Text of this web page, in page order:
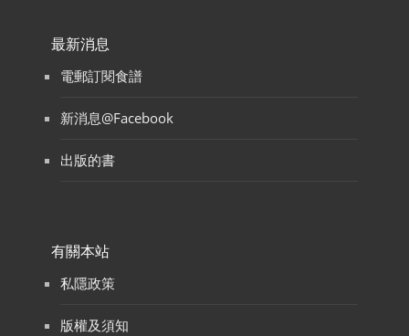
最新消息
電郵訂閱食譜
新消息@Facebook
出版的書
有關本站
私隱政策
版權及須知